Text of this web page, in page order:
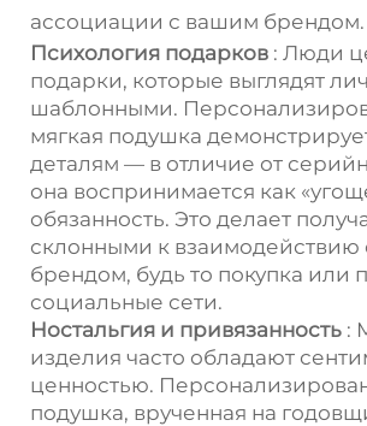
ассоциации с вашим брендом.
Психология подарков : Люди
подарки, которые выглядят
шаблонными.
мягкая подушка
деталям — в отличие от
она воспринимается как
обязанность. Это делает
склонными к
брендом, будь то покупка или
социальные сети.
Ностальгия и привязанность :
изделия часто обладают
ценностью.
подушка, врученная на